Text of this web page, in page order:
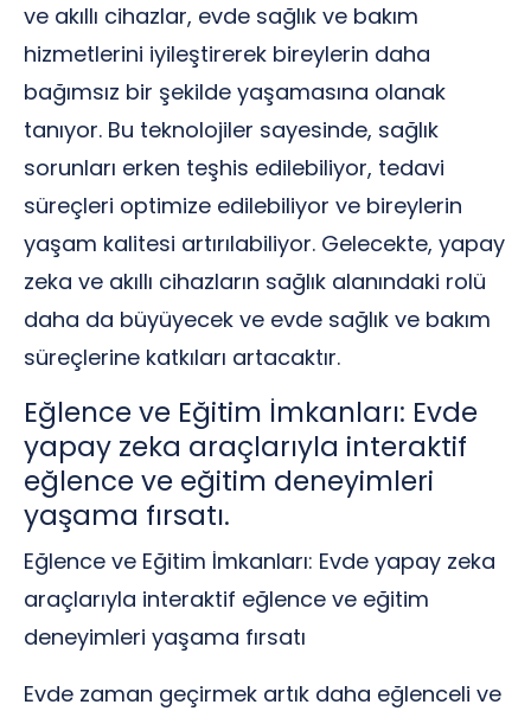
ve akıllı cihazlar, evde sağlık ve bakım
hizmetlerini iyileştirerek bireylerin daha
bağımsız bir şekilde yaşamasına olanak
tanıyor. Bu teknolojiler sayesinde, sağlık
sorunları erken teşhis edilebiliyor, tedavi
süreçleri optimize edilebiliyor ve bireylerin
yaşam kalitesi artırılabiliyor. Gelecekte, yapay
zeka ve akıllı cihazların sağlık alanındaki rolü
daha da büyüyecek ve evde sağlık ve bakım
süreçlerine katkıları artacaktır.
Eğlence ve Eğitim İmkanları: Evde
yapay zeka araçlarıyla interaktif
eğlence ve eğitim deneyimleri
yaşama fırsatı.
Eğlence ve Eğitim İmkanları: Evde yapay zeka
araçlarıyla interaktif eğlence ve eğitim
deneyimleri yaşama fırsatı
Evde zaman geçirmek artık daha eğlenceli ve